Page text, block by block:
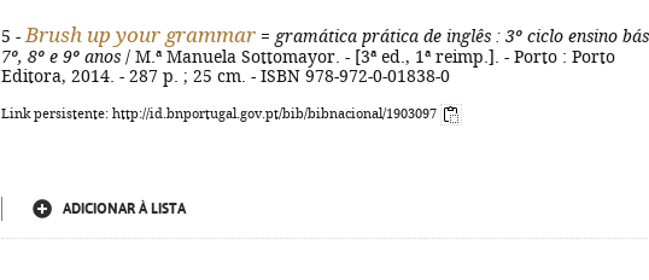
5 - Brush up your grammar = gramática prática de inglês : 3º ciclo ensino
7º, 8º e 9º anos / M.ª Manuela Sottomayor. - [3ª ed., 1ª reimp.]. - Porto : Porto
Editora, 2014. - 287 p. ; 25 cm. - ISBN 978-972-0-01838-0
Link persistente: http://id.bnportugal.gov.pt/bib/bibnacional/1903097
ADICIONAR À LISTA